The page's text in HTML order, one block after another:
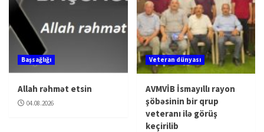
Başsağlığı
Allah rəhmət etsin
04.08.2026
Veteran dünyası
AVMVİB İsmayıllı rayon
şöbəsinin bir qrup
veteranı ilə görüş
keçirilib